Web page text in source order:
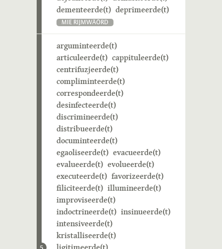
dementeerde(t) deprimeerde(t)
MIE RIJMWÄÖRD
arguminteerde(t)
articuleerde(t) cappituleerde(t)
centrifuzjeerde(t)
compliminteerde(t)
correspondeerde(t)
desinfecteerde(t)
discrimineerde(t)
distribueerde(t)
documinteerde(t)
egaoliseerde(t) evacueerde(t)
evalueerde(t) evolueerde(t)
executeerde(t) favorizeerde(t)
filiciteerde(t) illumineerde(t)
improviseerde(t)
indoctrineerde(t) insinueerde(t)
intensiveerde(t)
kristalliseerde(t)